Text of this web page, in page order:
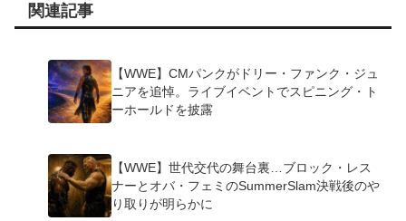
関連記事
【WWE】CMパンクがドリー・ファンク・ジュ
ニアを追悼。ライブイベントでスピニング・ト
ーホールドを披露
【WWE】世代交代の舞台裏…ブロック・レス
ナーとオバ・フェミのSummerSlam決戦後のや
り取りが明らかに